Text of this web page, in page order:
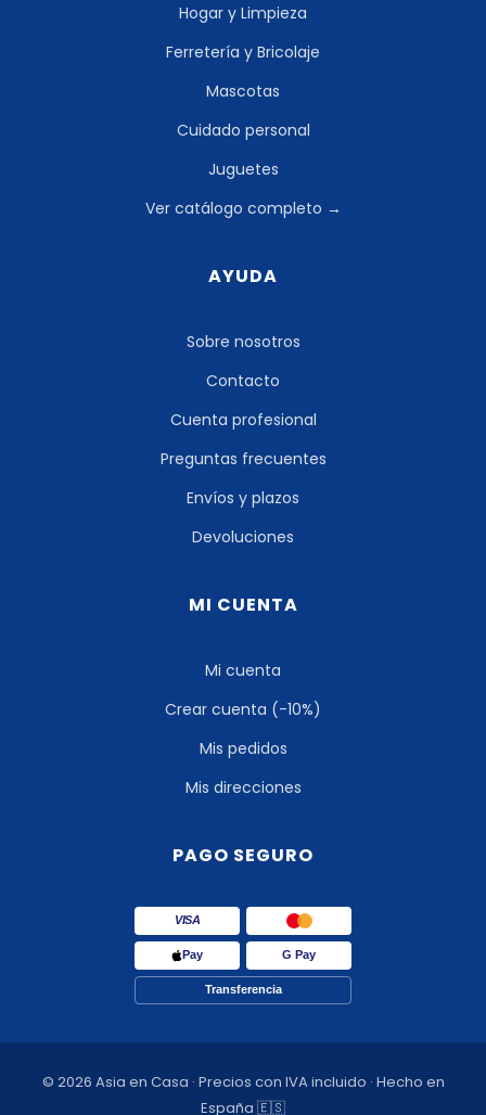
Hogar y Limpieza
Ferretería y Bricolaje
Mascotas
Cuidado personal
Juguetes
Ver catálogo completo →
AYUDA
Sobre nosotros
Contacto
Cuenta profesional
Preguntas frecuentes
Envíos y plazos
Devoluciones
MI CUENTA
Mi cuenta
Crear cuenta (-10%)
Mis pedidos
Mis direcciones
PAGO SEGURO
VISA
Pay G Pay
Transferencia
© 2026 Asia en Casa · Precios con IVA incluido · Hecho en
España 🇪🇸